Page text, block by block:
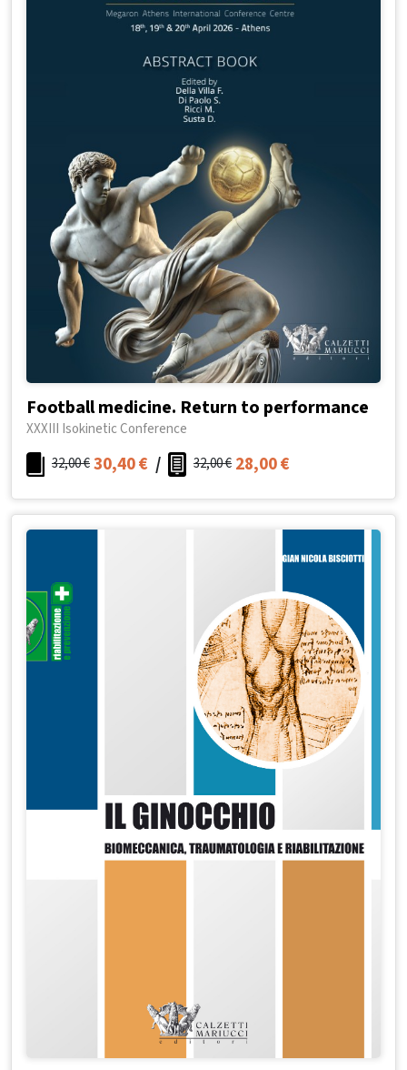
Football medicine. Return to performance
XXXIII Isokinetic Conference
32,00€30,40€ / 32,00€ 28,00€